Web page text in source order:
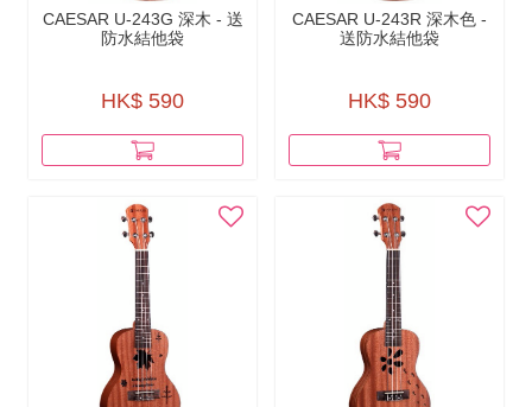
CAESAR U-243G 深木 - 送
防水結他袋
HK$ 590
CAESAR U-243R 深木色 -
送防水結他袋
HK$ 590